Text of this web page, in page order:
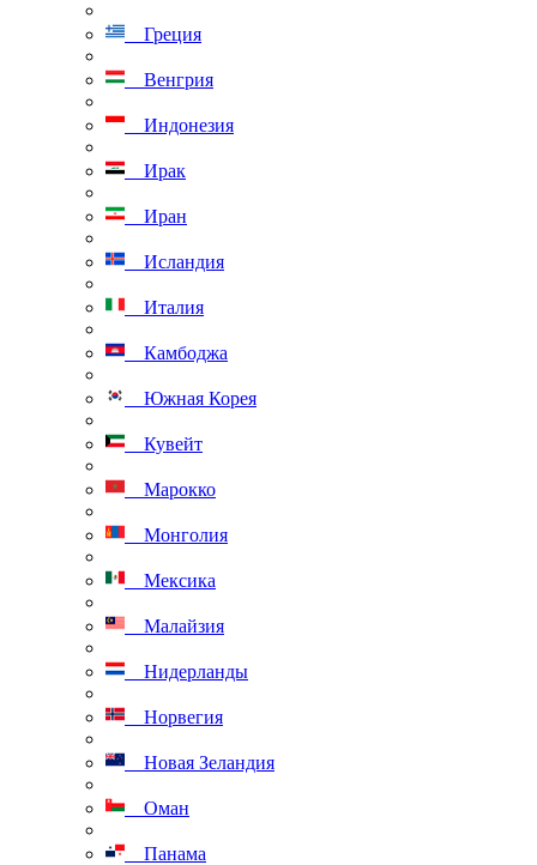
Греция
Венгрия
Индонезия
Ирак
Иран
Исландия
Италия
Камбоджа
Южная Корея
Кувейт
Марокко
Монголия
Мексика
Малайзия
Нидерланды
Норвегия
Новая Зеландия
Оман
Панама